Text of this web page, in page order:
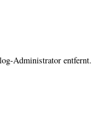
Administrator entfernt.